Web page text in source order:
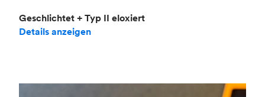
Geschlichtet + Typ II eloxiert
Details anzeigen